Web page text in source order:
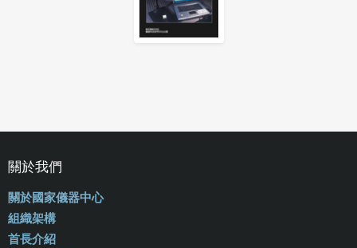
關於我們
關於國家儀器中心
組織架構
首長介紹